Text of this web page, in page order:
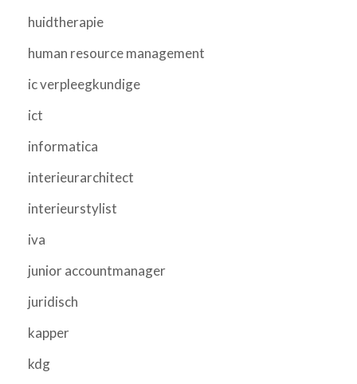
huidtherapie
human resource management
ic verpleegkundige
ict
informatica
interieurarchitect
interieurstylist
iva
junior accountmanager
juridisch
kapper
kdg